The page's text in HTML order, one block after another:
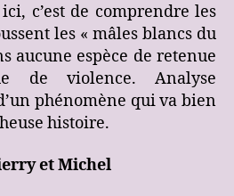
c’est de comprendre les
les « mâles blancs du
aucune espèce de retenue
de violence. Analyse
phénomène qui va bien
histoire.
et Michel